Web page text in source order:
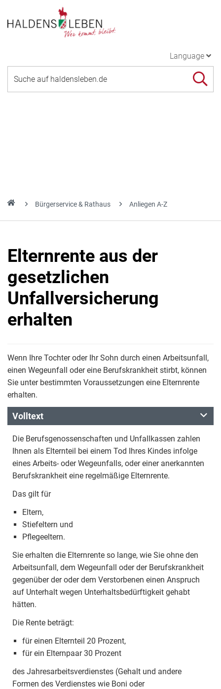
Language
Bürgerservice & Rathaus Anliegen A-Z
Elternrente aus der
gesetzlichen
Unfallversicherung
erhalten
Wenn Ihre Tochter oder Ihr Sohn durch einen Arbeitsunfall,
einen Wegeunfall oder eine Berufskrankheit stirbt, können
Sie unter bestimmten Voraussetzungen eine Elternrente
erhalten.
Volltext
Die Berufsgenossenschaften und Unfallkassen zahlen
Ihnen als Elternteil bei einem Tod Ihres Kindes infolge
eines Arbeits- oder Wegeunfalls, oder einer anerkannten
Berufskrankheit eine regelmäßige Elternrente.
Das gilt für
Eltern,
Stiefeltern und
Pflegeeltern.
Sie erhalten die Elternrente so lange, wie Sie ohne den
Arbeitsunfall, dem Wegeunfall oder der Berufskrankheit
gegenüber der oder dem Verstorbenen einen Anspruch
auf Unterhalt wegen Unterhaltsbedürftigkeit gehabt
hätten.
Die Rente beträgt:
für einen Elternteil 20 Prozent,
für ein Elternpaar 30 Prozent
des Jahresarbeitsverdienstes (Gehalt und andere
Formen des Verdienstes wie Boni oder